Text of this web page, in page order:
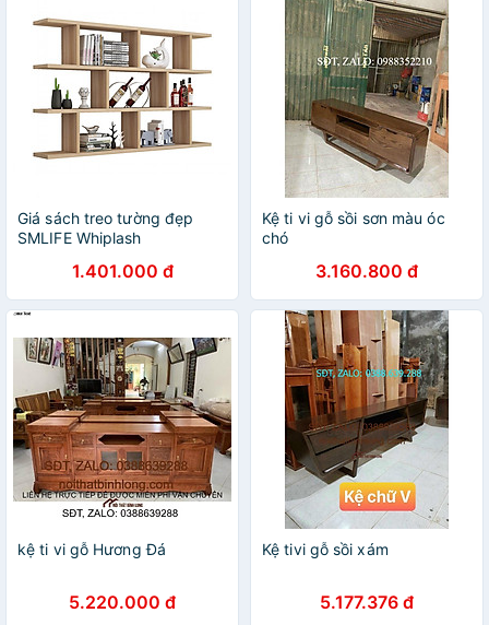
Giá sách treo tường đẹp
SMLIFE Whiplash
1.401.000 đ
Kệ ti vi gỗ sồi sơn màu óc
chó
3.160.800 đ
kệ ti vi gỗ Hương Đá
5.220.000 đ
Kệ tivi gỗ sồi xám
5.177.376 đ